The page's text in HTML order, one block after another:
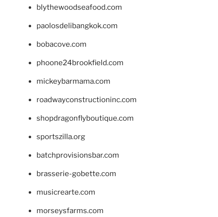
blythewoodseafood.com
paolosdelibangkok.com
bobacove.com
phoone24brookfield.com
mickeybarmama.com
roadwayconstructioninc.com
shopdragonflyboutique.com
sportszilla.org
batchprovisionsbar.com
brasserie-gobette.com
musicrearte.com
morseysfarms.com